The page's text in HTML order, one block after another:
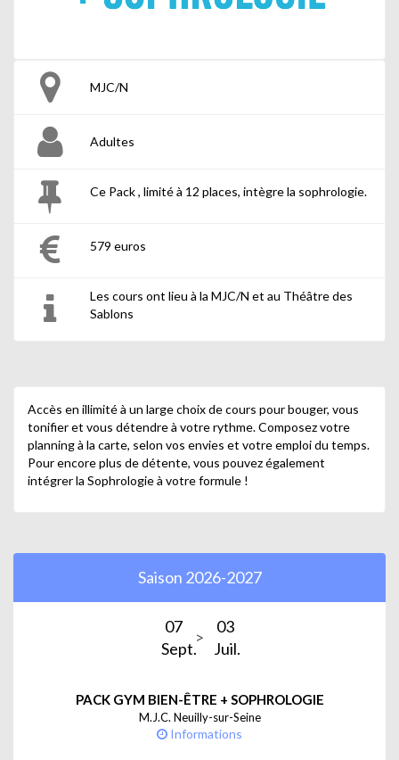
MJC/N
Adultes
Ce Pack , limité à 12 places, intègre la sophrologie.
579 euros
Les cours ont lieu à la MJC/N et au Théâtre des
Sablons
Accès en illimité à un large choix de cours pour bouger, vous
tonifier et vous détendre à votre rythme. Composez votre
planning à la carte, selon vos envies et votre emploi du temps.
Pour encore plus de détente, vous pouvez également
intégrer la Sophrologie à votre formule !
Saison 2026-2027
07
Sept.
03
Juil.
PACK GYM BIEN-ÊTRE + SOPHROLOGIE
M.J.C. Neuilly-sur-Seine
Informations